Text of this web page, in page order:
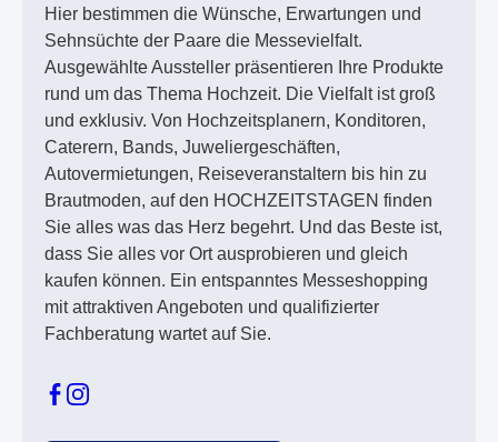
Hier bestimmen die Wünsche, Erwartungen und
Sehnsüchte der Paare die Messevielfalt.
Ausgewählte Aussteller präsentieren Ihre Produkte
rund um das Thema Hochzeit. Die Vielfalt ist groß
und exklusiv. Von Hochzeitsplanern, Konditoren,
Caterern, Bands, Juweliergeschäften,
Autovermietungen, Reiseveranstaltern bis hin zu
Brautmoden, auf den HOCHZEITSTAGEN finden
Sie alles was das Herz begehrt. Und das Beste ist,
dass Sie alles vor Ort ausprobieren und gleich
kaufen können. Ein entspanntes Messeshopping
mit attraktiven Angeboten und qualifizierter
Fachberatung wartet auf Sie.